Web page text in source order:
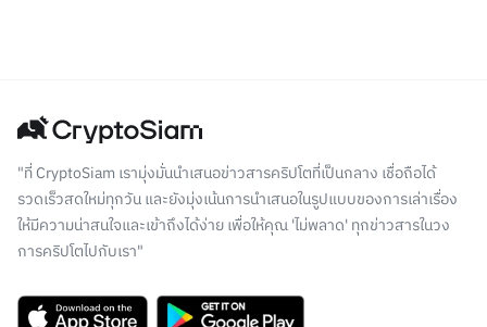
"ที่ CryptoSiam เรามุ่งมั่นนำเสนอข่าวสารคริปโตที่เป็นกลาง เชื่อถือได้
รวดเร็วสดใหม่ทุกวัน และยังมุ่งเน้นการนำเสนอในรูปแบบของการเล่าเรื่อง
ให้มีความน่าสนใจและเข้าถึงได้ง่าย เพื่อให้คุณ 'ไม่พลาด' ทุกข่าวสารในวง
การคริปโตไปกับเรา"